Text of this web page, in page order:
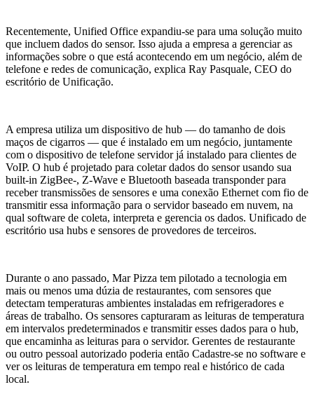
Recentemente, Unified Office expandiu-se para uma solução muito
que incluem dados do sensor. Isso ajuda a empresa a gerenciar as
informações sobre o que está acontecendo em um negócio, além de
telefone e redes de comunicação, explica Ray Pasquale, CEO do
escritório de Unificação.
A empresa utiliza um dispositivo de hub — do tamanho de dois
maços de cigarros — que é instalado em um negócio, juntamente
com o dispositivo de telefone servidor já instalado para clientes de
VoIP. O hub é projetado para coletar dados do sensor usando sua
built-in ZigBee-, Z-Wave e Bluetooth baseada transponder para
receber transmissões de sensores e uma conexão Ethernet com fio de
transmitir essa informação para o servidor baseado em nuvem, na
qual software de coleta, interpreta e gerencia os dados. Unificado de
escritório usa hubs e sensores de provedores de terceiros.
Durante o ano passado, Mar Pizza tem pilotado a tecnologia em
mais ou menos uma dúzia de restaurantes, com sensores que
detectam temperaturas ambientes instaladas em refrigeradores e
áreas de trabalho. Os sensores capturaram as leituras de temperatura
em intervalos predeterminados e transmitir esses dados para o hub,
que encaminha as leituras para o servidor. Gerentes de restaurante
ou outro pessoal autorizado poderia então Cadastre-se no software e
ver os leituras de temperatura em tempo real e histórico de cada
local.